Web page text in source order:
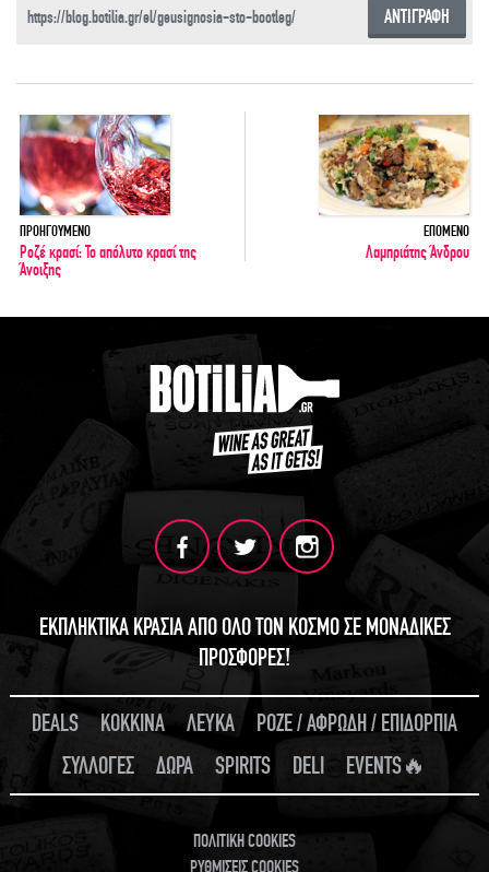
ΑΝΤΙΓΡΑΦΗ
ΠΡΟΗΓΟΥΜΕΝΟ
Ροζέ κρασί: Το απόλυτο κρασί της
Άνοιξης
ΕΠΟΜΕΝΟ
Λαμπριάτης Άνδρου
ΕΚΠΛΗΚΤΙΚΑ ΚΡΑΣΙΑ ΑΠΟ ΟΛΟ ΤΟΝ ΚΟΣΜΟ ΣΕ ΜΟΝΑΔΙΚΕΣ
ΠΡΟΣΦΟΡΕΣ!
DEALS ΚΟΚΚΙΝΑ ΛΕΥΚΑ
ΡΟΖΕ / ΑΦΡΩΔΗ / ΕΠΙΔΟΡΠΙΑ
ΣΥΛΛΟΓΕΣ
ΔΩΡΑ SPIRITS DELI EVENTS🔥
ΠΟΛΙΤΙΚΗ COOKIES
ΡΥΘΜΙΣΕΙΣ COOKIES